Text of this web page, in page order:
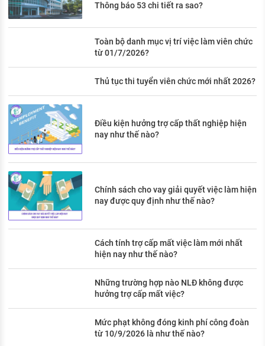
Thông báo 53 chi tiết ra sao?
Toàn bộ danh mục vị trí việc làm viên chức
từ 01/7/2026?
Thủ tục thi tuyển viên chức mới nhất 2026?
Điều kiện hưởng trợ cấp thất nghiệp hiện
nay như thế nào?
Chính sách cho vay giải quyết việc làm hiện
nay được quy định như thế nào?
Cách tính trợ cấp mất việc làm mới nhất
hiện nay như thế nào?
Những trường hợp nào NLĐ không được
hưởng trợ cấp mất việc?
Mức phạt không đóng kinh phí công đoàn
từ 10/9/2026 là như thế nào?